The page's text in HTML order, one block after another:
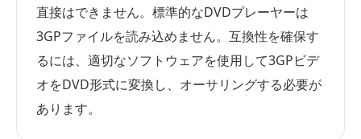
直接はできません。標準的なDVDプレーヤーは
3GPファイルを読み込めません。互換性を確保す
るには、適切なソフトウェアを使用して3GPビデ
オをDVD形式に変換し、オーサリングする必要が
あります。